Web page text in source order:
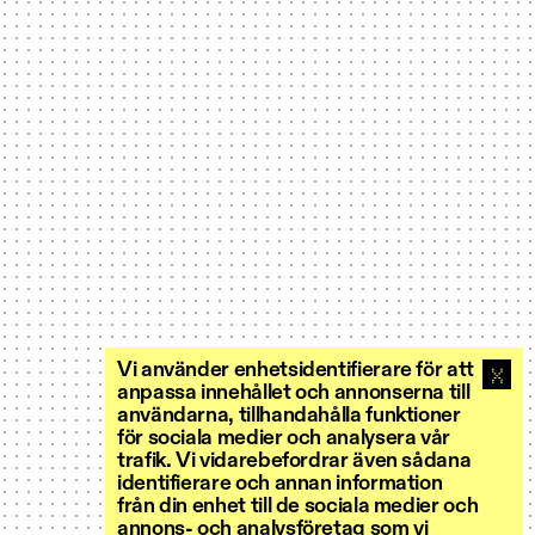
Vi använder enhetsidentifierare för att
anpassa innehållet och annonserna till
användarna, tillhandahålla funktioner
för sociala medier och analysera vår
trafik. Vi vidarebefordrar även sådana
identifierare och annan information
från din enhet till de sociala medier och
annons- och analysföretag som vi